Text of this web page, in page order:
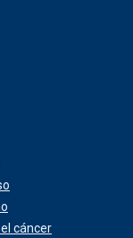
cáncer